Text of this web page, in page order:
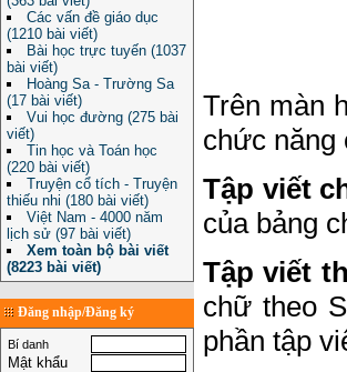
Các vấn đề giáo dục
(1210 bài viết)
Bài học trực tuyến (1037
bài viết)
Hoàng Sa - Trường Sa
(17 bài viết)
Vui học đường (275 bài
viết)
Tin học và Toán học
(220 bài viết)
Truyện cổ tích - Truyện
thiếu nhi (180 bài viết)
Việt Nam - 4000 năm
lịch sử (97 bài viết)
Xem toàn bộ bài viết
(8223 bài viết)
Đăng nhập/Đăng ký
Bí danh
Mật khẩu
Trên màn
chức năng
Tập viết
của bảng
Tập viết
chữ theo
phần tập